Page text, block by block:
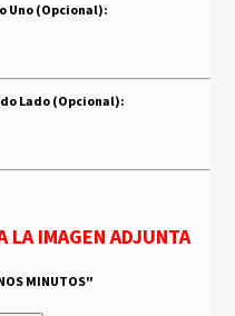
Uno (Opcional):
Lado (Opcional):
LA IMAGEN ADJUNTA
MINUTOS"